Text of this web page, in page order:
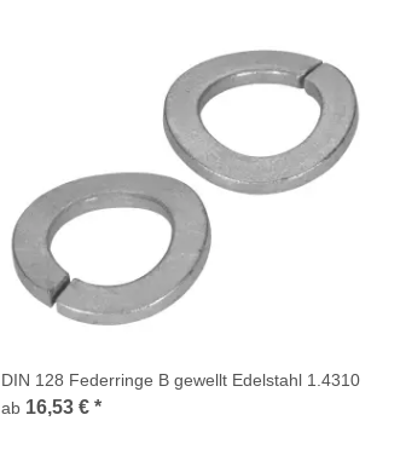
DIN 128 Federringe B gewellt Edelstahl 1.4310
ab 16,53 € *